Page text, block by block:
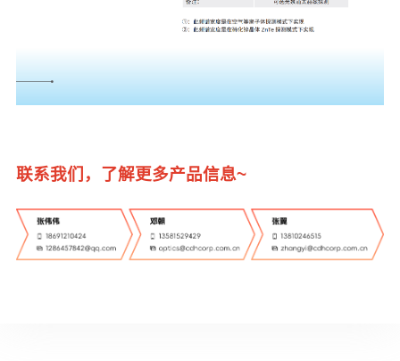
联系我们，了解更多产品信息~